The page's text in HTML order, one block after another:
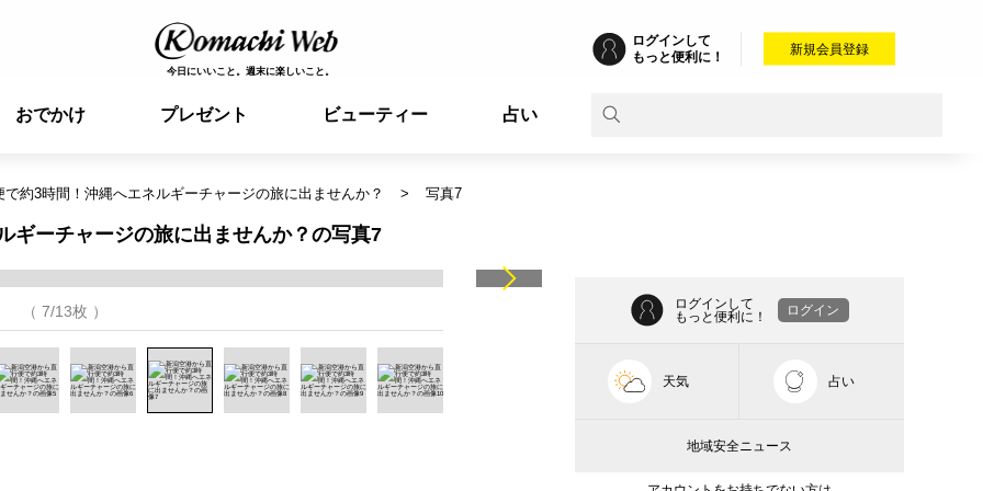
今日にいいこと。週末に楽しいこと。
ログインして
もっと便利に！
新規会員登録
おでかけ プレゼント ビューティー 占い
約3時間！沖縄へエネルギーチャージの旅に出ませんか？ 写真7
ギーチャージの旅に出ませんか？の写真7
（ 7/13枚 ）
ログインして
もっと便利に！
ログイン
天気 占い
地域安全ニュース